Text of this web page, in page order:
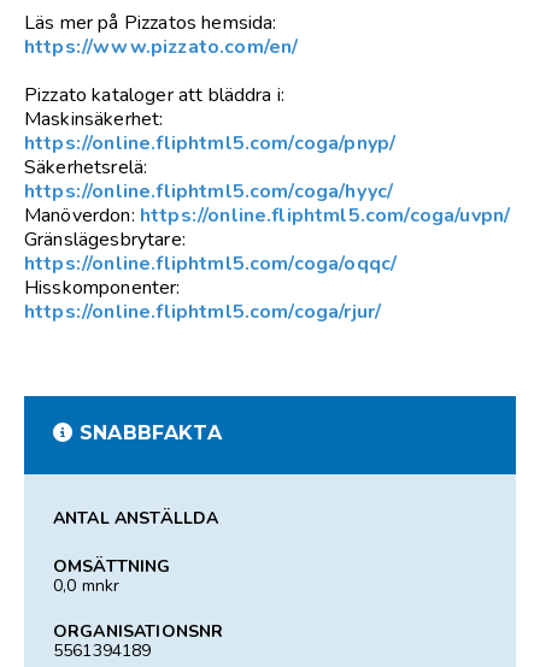
Läs mer på Pizzatos hemsida:
https://www.pizzato.com/en/
Pizzato kataloger att bläddra i:
Maskinsäkerhet:
https://online.fliphtml5.com/coga/pnyp/
Säkerhetsrelä:
https://online.fliphtml5.com/coga/hyyc/
Manöverdon: https://online.fliphtml5.com/coga/uvpn/
Gränslägesbrytare:
https://online.fliphtml5.com/coga/oqqc/
Hisskomponenter:
https://online.fliphtml5.com/coga/rjur/
SNABBFAKTA
ANTAL ANSTÄLLDA
OMSÄTTNING
0,0 mnkr
ORGANISATIONSNR
5561394189